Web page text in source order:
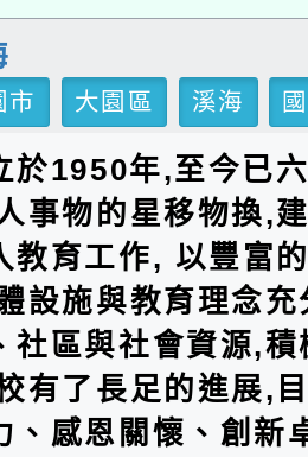
市 大園區 溪海
於1950年,至今已
事物的星移物換,
教育工作, 以豐富
設施與教育理念
社區與社會資源,
有了長足的進展,
、感恩關懷、創新